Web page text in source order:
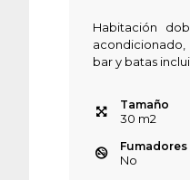
Habitación
bar y batas
Tamaño
30 m2
Fumadores
No